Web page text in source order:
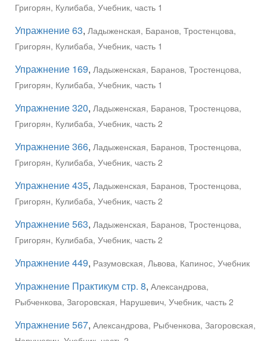
Григорян, Кулибаба, Учебник, часть 1
Упражнение 63, Ладыженская, Баранов, Тростенцова,
Григорян, Кулибаба, Учебник, часть 1
Упражнение 169, Ладыженская, Баранов, Тростенцова,
Григорян, Кулибаба, Учебник, часть 1
Упражнение 320, Ладыженская, Баранов, Тростенцова,
Григорян, Кулибаба, Учебник, часть 2
Упражнение 366, Ладыженская, Баранов, Тростенцова,
Григорян, Кулибаба, Учебник, часть 2
Упражнение 435, Ладыженская, Баранов, Тростенцова,
Григорян, Кулибаба, Учебник, часть 2
Упражнение 563, Ладыженская, Баранов, Тростенцова,
Григорян, Кулибаба, Учебник, часть 2
Упражнение 449, Разумовская, Львова, Капинос, Учебник
Упражнение Практикум стр. 8, Александрова,
Рыбченкова, Загоровская, Нарушевич, Учебник, часть 2
Упражнение 567, Александрова, Рыбченкова, Загоровская,